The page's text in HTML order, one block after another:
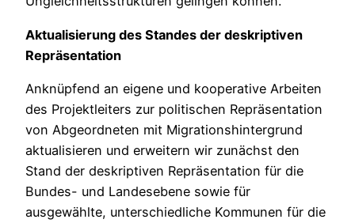
Aktualisierung des Standes der deskriptiven
Repräsentation
Anknüpfend an eigene und kooperative Arbeiten
des Projektleiters zur politischen Repräsentation
von Abgeordneten mit Migrationshintergrund
aktualisieren und erweitern wir zunächst den
Stand der deskriptiven Repräsentation für die
Bundes- und Landesebene sowie für
ausgewählte, unterschiedliche Kommunen für die